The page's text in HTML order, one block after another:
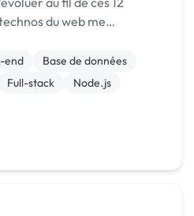
du web me
de missions délicates,
end
Base de données
Full-stack
Node.js